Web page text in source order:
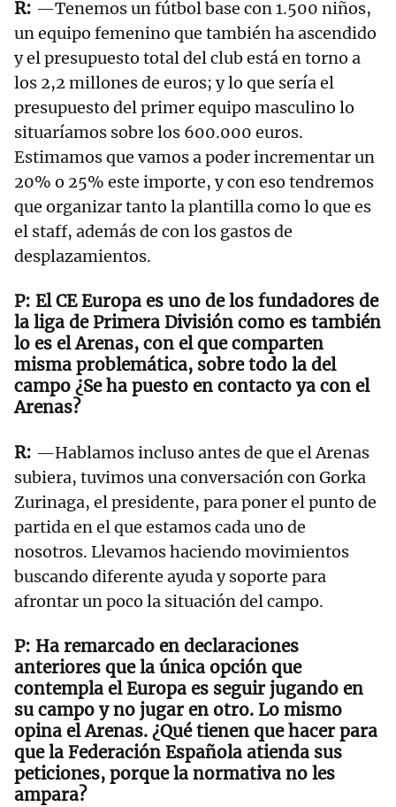
—Tenemos un fútbol base con 1.500 niños,
un equipo femenino que también ha ascendido
y el presupuesto total del club está en torno a
los 2,2 millones de euros; y lo que sería el
presupuesto del primer equipo masculino lo
situaríamos sobre los 600.000 euros.
Estimamos que vamos a poder incrementar un
20% o 25% este importe, y con eso tendremos
que organizar tanto la plantilla como lo que es
el staff, además de con los gastos de
desplazamientos.
El CE Europa es uno de los fundadores de
la liga de Primera División como es también
lo es el Arenas, con el que comparten
misma problemática, sobre todo la del
campo ¿Se ha puesto en contacto ya con el
Arenas?
—Hablamos incluso antes de que el Arenas
subiera, tuvimos una conversación con Gorka
Zurinaga, el presidente, para poner el punto de
partida en el que estamos cada uno de
nosotros. Llevamos haciendo movimientos
buscando diferente ayuda y soporte para
afrontar un poco la situación del campo.
Ha remarcado en declaraciones
anteriores que la única opción que
contempla el Europa es seguir jugando en
su campo y no jugar en otro. Lo mismo
opina el Arenas. ¿Qué tienen que hacer para
que la Federación Española atienda sus
peticiones, porque la normativa no les
ampara?